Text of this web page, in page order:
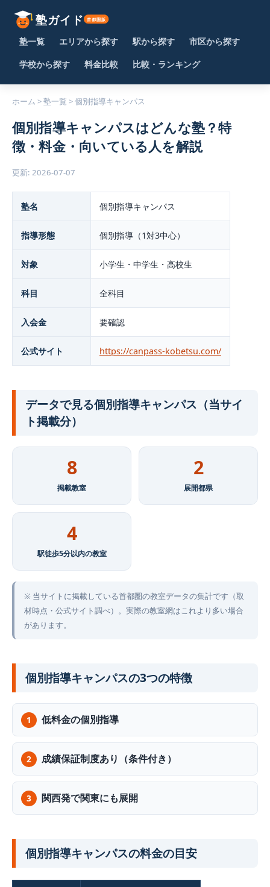
塾一覧 エリアから探す 駅から探す
市区から探す
学校から探す
料金比較 比較・ランキング
ホーム >塾一覧 >個別指導キャンパス
個別指導キャンパスはどんな塾？特
徴・料金・向いている人を解説
更新: 2026-07-07
塾名 個別指導キャンパス
指導形態 個別指導（1対3中心）
対象 小学生・中学生・高校生
科目 全科目
入会金 要確認
公式サイト https://canpass-kobetsu.com/
データで見る個別指導キャンパス（当サイ
ト掲載分）
8
掲載教室
2
展開都県
4
駅徒歩5分以内の教室
※ 当サイトに掲載している首都圏の教室データの集計です（取
材時点・公式サイト調べ）。実際の教室網はこれより多い場合
があります。
個別指導キャンパスの3つの特徴
低料金の個別指導
成績保証制度あり（条件付き）
関西発で関東にも展開
個別指導キャンパスの料金の目安